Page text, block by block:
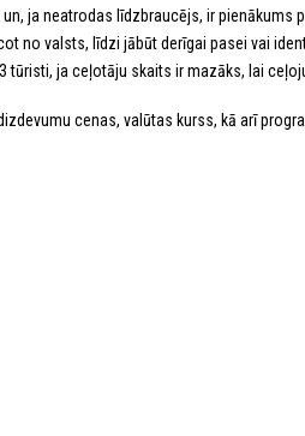
ja neatrodas līdzbraucējs, ir pienākums
no valsts, līdzi jābūt derīgai pasei vai
tūristi, ja ceļotāju skaits ir mazāks, lai
cenas, valūtas kurss, kā arī